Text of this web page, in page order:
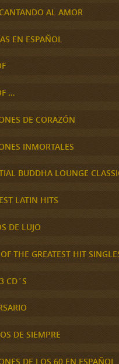
AL AMOR
EN ESPAÑOL
…
DE CORAZÓN
INMORTALES
BUDDHA LOUNGE
LATIN HITS
DE LUJO
THE GREATEST HIT
CD´S
DE SIEMPRE
DE LOS 60 EN ESPAÑOL